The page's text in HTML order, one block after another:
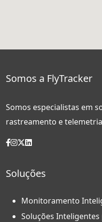
Somos a FlyTracker
Somos especialistas em
rastreamento e
Soluções
Monitoramento
Soluções